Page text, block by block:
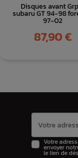
Disques avant
subaru GT 94-98
97-02
Prix
87,90 €
Votre
envoyer
le lien de